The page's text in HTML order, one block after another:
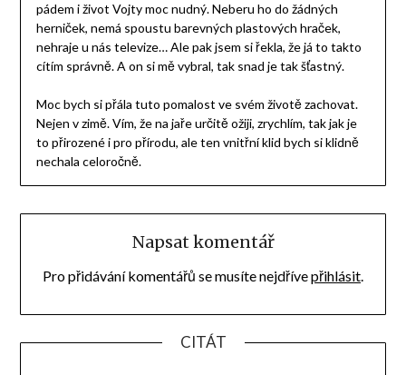
pádem i život Vojty moc nudný. Neberu ho do žádných
herniček, nemá spoustu barevných plastových hraček,
nehraje u nás televize… Ale pak jsem si řekla, že já to takto
cítím správně. A on si mě vybral, tak snad je tak šťastný.
Moc bych si přála tuto pomalost ve svém životě zachovat.
Nejen v zimě. Vím, že na jaře určitě ožiji, zrychlím, tak jak je
to přirozené i pro přírodu, ale ten vnitřní klid bych si klidně
nechala celoročně.
Napsat komentář
Pro přidávání komentářů se musíte nejdřívepřihlásit.
CITÁT